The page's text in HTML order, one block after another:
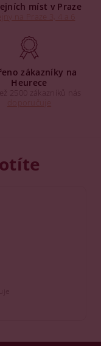
míst v Praze
zákazníky na
Heurece
2500 zákazníků nás